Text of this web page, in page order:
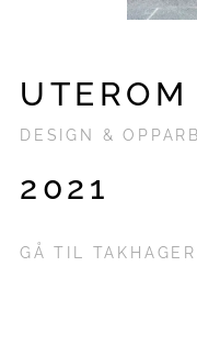
DESIGN &
2021
GÅ TIL